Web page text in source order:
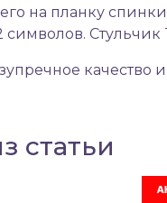
на планку спинки
символов.
статьи